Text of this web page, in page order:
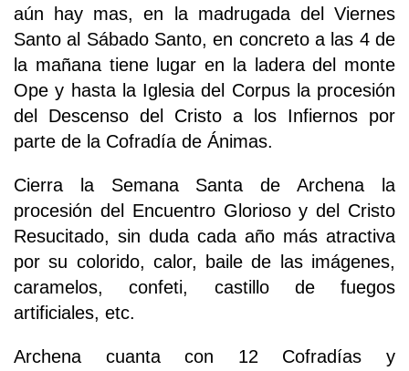
aún hay mas, en la madrugada del Viernes
Santo al Sábado Santo, en concreto a las 4 de
la mañana tiene lugar en la ladera del monte
Ope y hasta la Iglesia del Corpus la procesión
del Descenso del Cristo a los Infiernos por
parte de la Cofradía de Ánimas.
Cierra la Semana Santa de Archena la
procesión del Encuentro Glorioso y del Cristo
Resucitado, sin duda cada año más atractiva
por su colorido, calor, baile de las imágenes,
caramelos, confeti, castillo de fuegos
artificiales, etc.
Archena cuanta con 12 Cofradías y